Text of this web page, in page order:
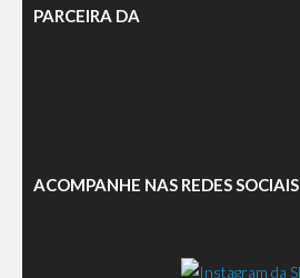
PARCEIRA DA
ACOMPANHE NAS REDES SOCIAIS